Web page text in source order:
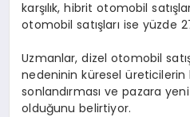
karşılık, hibrit otomobil
otomobil satışları ise yüzde
Uzmanlar, dizel otomobil
nedeninin küresel
sonlandırması ve pazara
olduğunu belirtiyor.